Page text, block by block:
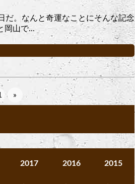
だ。なんと奇運なことにそんな記念
岡山で...
»
2017 2016 2015